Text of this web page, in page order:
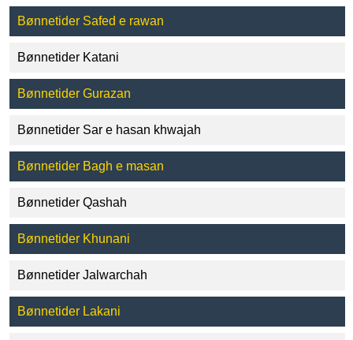
Bønnetider Safed e rawan
Bønnetider Katani
Bønnetider Gurazan
Bønnetider Sar e hasan khwajah
Bønnetider Bagh e masan
Bønnetider Qashah
Bønnetider Khunani
Bønnetider Jalwarchah
Bønnetider Lakani